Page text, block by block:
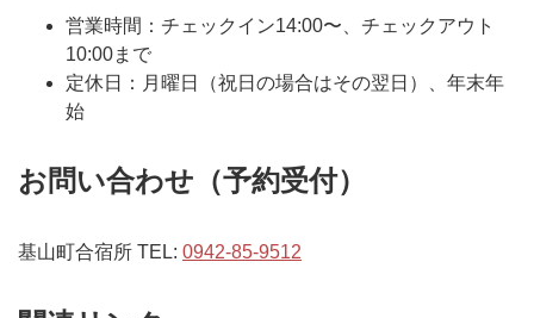
営業時間：チェックイン14:00〜、チェックアウト
10:00まで
定休日：月曜日（祝日の場合はその翌日）、年末年
始
お問い合わせ（予約受付）
基山町合宿所 TEL: 0942-85-9512